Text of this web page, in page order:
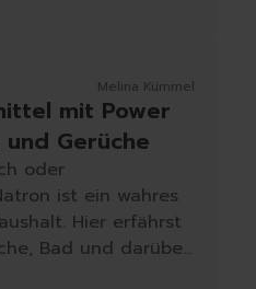
Schuhpflege
Sneakerreinigung
Schuhreinigung
Schuhcreme
Schuhimprägnierung
Duft | Kerzen
Melina Kümmel
mit Power
Gerüche
oder
ist ein wahres
Hier erfährst
Bad und darüber